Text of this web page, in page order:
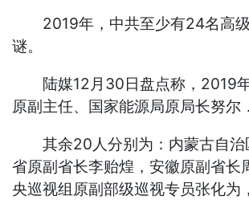
2019年，中共至少有24名高级
谜。
陆媒12月30日盘点称，2019年
原副主任、国家能源局原局长努尔
其余20人分别为：内蒙古自治
省原副省长李贻煌，安徽原副省
央巡视组原副部级巡视专员张化